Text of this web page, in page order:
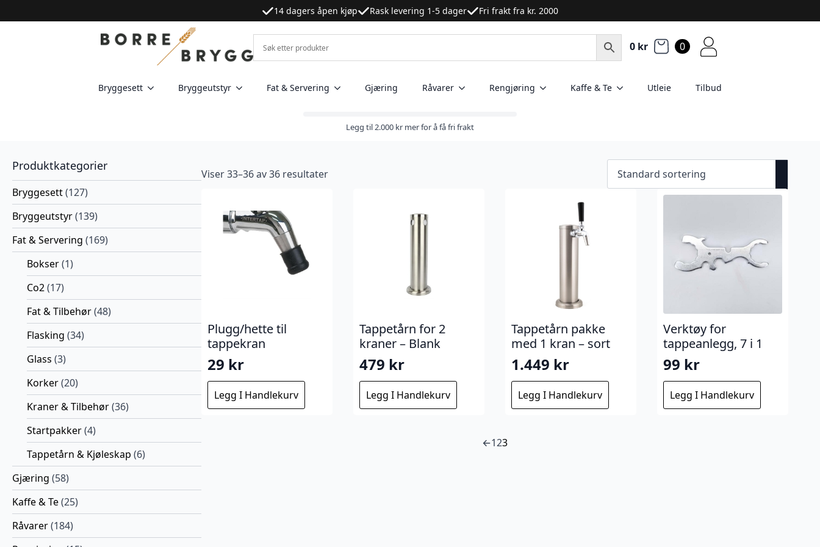
14 dagers åpen kjøp Rask levering 1-5 dager Fri frakt fra kr. 2000
0 kr 0
Bryggesett Bryggeutstyr Fat & Servering Gjæring Råvarer Rengjøring Kaffe & Te Utleie Tilbud
Legg til2.000 kr mer for å få fri frakt
Produktkategorier
Bryggesett(127)
Bryggeutstyr(139)
Fat & Servering (169)
Bokser(1)
Co2(17)
Fat & Tilbehør(48)
Flasking (34)
Glass (3)
Korker(20)
Kraner & Tilbehør(36)
Startpakker(4)
Tappetårn & Kjøleskap (6)
Gjæring (58)
Kaffe & Te(25)
Råvarer(184)
Viser 33–36 av 36 resultater
Plugg/hette til
tappekran
29 kr
Legg I Handlekurv
Tappetårn for 2
kraner – Blank
479 kr
Legg I Handlekurv
Tappetårn pakke
med 1 kran – sort
1.449 kr
Legg I Handlekurv
Verktøy for
tappeanlegg, 7 i 1
99 kr
Legg I Handlekurv
←123